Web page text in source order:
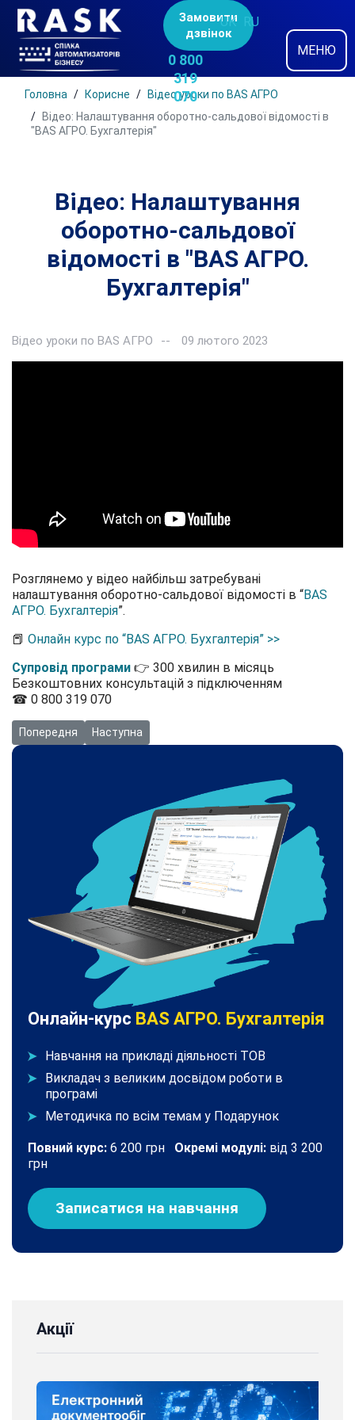
Замовити
дзвінок
0 800
319
070
UK RU
МЕНЮ
Головна Корисне
Відео уроки по BAS АГРО
Відео: Налаштування оборотно-сальдової відомості в
"BAS АГРО. Бухгалтерія"
Відео: Налаштування
оборотно-сальдової
відомості в "BAS АГРО.
Бухгалтерія"
Відео уроки по BAS АГРО 09 лютого 2023
Розглянемо у відео найбільш затребувані
налаштування оборотно-сальдової відомості в “BAS
АГРО. Бухгалтерія”.
📕 Онлайн курс по “BAS АГРО. Бухгалтерія” >>
Супровід програми 👉 300 хвилин в місяць
Безкоштовних консультацій з підключенням
☎ 0 800 319 070
Попередня стаття: Відео: Заповнення додатку МПЗ-З в новій
Попередня Наступна стаття: Відео: Як вивести додаткові
Наступна
Онлайн-курс BAS АГРО. Бухгалтерія
Навчання на прикладі діяльності ТОВ
Викладач з великим досвідом роботи в
програмі
Методичка по всім темам у Подарунок
Повний курс: 6 200 грн Окремі модулі: від 3 200
грн
Записатися на навчання
Акції